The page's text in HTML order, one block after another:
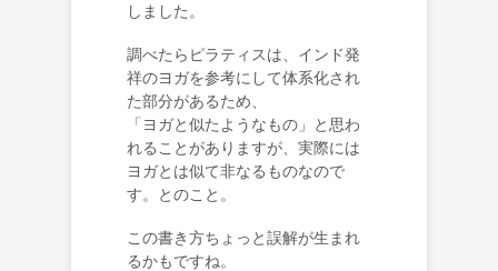
しました。
調べたらピラティスは、インド発
祥のヨガを参考にして体系化され
た部分があるため、
「ヨガと似たようなもの」と思わ
れることがありますが、実際には
ヨガとは似て非なるものなので
す。とのこと。
この書き方ちょっと誤解が生まれ
るかもですね。